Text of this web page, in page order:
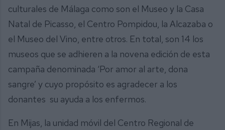
culturales de Málaga como son el Museo y la Casa
Natal de Picasso, el Centro Pompidou, la Alcazaba o
el Museo del Vino, entre otros. En total, son 14 los
museos que se adhieren a la novena edición de esta
campaña denominada ‘Por amor al arte, dona
sangre’ y cuyo propósito es agradecer a los
donantes su ayuda a los enfermos.
En Mijas, la unidad móvil del Centro Regional de